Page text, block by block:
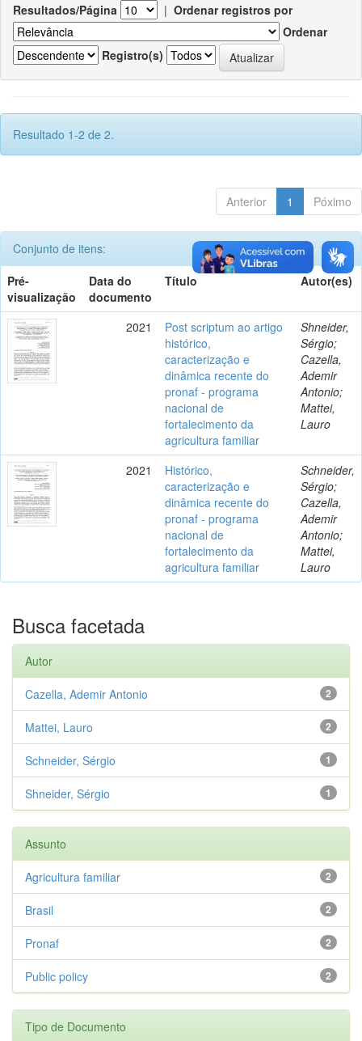
Resultados/Página | Ordenar registros por
Ordenar
Registro(s)
Resultado 1-2 de 2.
Anterior 1 Póximo
Conjunto de itens:
Pré-
visualização
Data do
documento
Título Autor(es)
2021
Post scriptum ao artigo
histórico,
caracterização e
dinâmica recente do
pronaf - programa
nacional de
fortalecimento da
agricultura familiar
Shneider,
Sérgio;
Cazella,
Ademir
Antonio;
Mattei,
Lauro
2021
Histórico,
caracterização e
dinâmica recente do
pronaf - programa
nacional de
fortalecimento da
agricultura familiar
Schneider,
Sérgio;
Cazella,
Ademir
Antonio;
Mattei,
Lauro
Busca facetada
Autor
2
Cazella, Ademir Antonio
2
Mattei, Lauro
1
Schneider, Sérgio
1
Shneider, Sérgio
Assunto
2
Agricultura familiar
2
Brasil
2
Pronaf
2
Public policy
Tipo de Documento